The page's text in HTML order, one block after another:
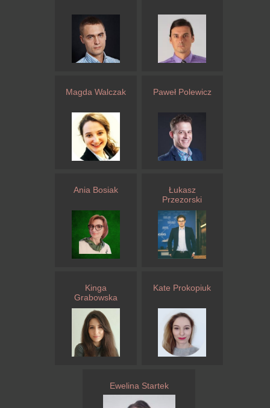
Magda Walczak Paweł Polewicz
Ania Bosiak
Łukasz
Przezorski
Kinga
Grabowska
Kate Prokopiuk
Ewelina Startek